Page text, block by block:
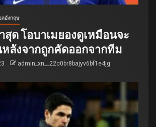
อังกฤษ
สุด โอบาเมยองดูเหมือนจะ
ลังจากถูกคัดออกจากทีม
admin_xn__22c0br8bajyv6bf1e4jg